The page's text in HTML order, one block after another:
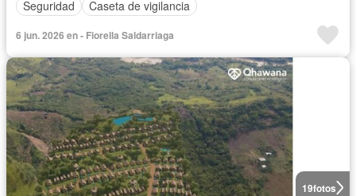
Seguridad
Caseta de vigilancia
6 jun. 2026 en - Fiorella Saldarriaga
19fotos